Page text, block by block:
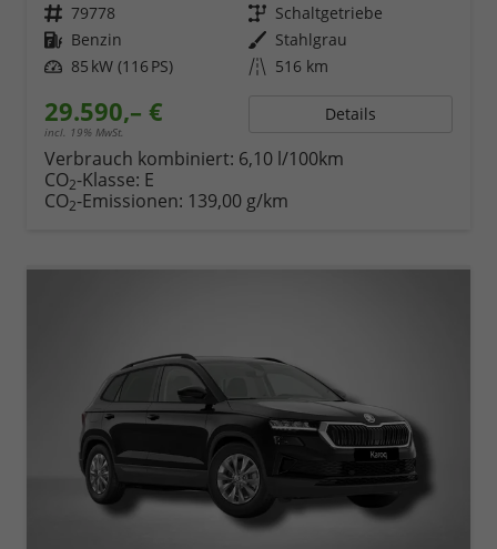
Fahrzeugnr. 79778 Getriebe Schaltgetriebe
Kraftstoff Benzin Außenfarbe Stahlgrau
Leistung 85 kW (116 PS) Kilometerstand 516 km
29.590,– €
incl. 19% MwSt.
Details
Verbrauch kombiniert: 6,10 l/100km
CO2-Klasse: E
CO2-Emissionen: 139,00 g/km